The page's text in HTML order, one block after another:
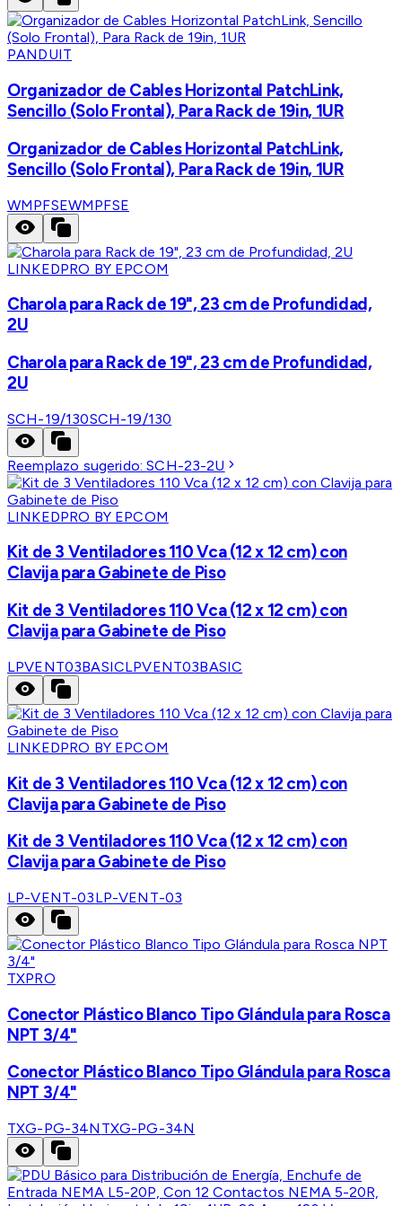
PANDUIT
Organizador de Cables Horizontal PatchLink,
Sencillo (Solo Frontal), Para Rack de 19in, 1UR
Organizador de Cables Horizontal PatchLink,
Sencillo (Solo Frontal), Para Rack de 19in, 1UR
WMPFSEWMPFSE
LINKEDPRO BY EPCOM
Charola para Rack de 19", 23 cm de Profundidad,
2U
Charola para Rack de 19", 23 cm de Profundidad,
2U
SCH-19/130SCH-19/130
Reemplazo sugerido:SCH-23-2U
LINKEDPRO BY EPCOM
Kit de 3 Ventiladores 110 Vca (12 x 12 cm) con
Clavija para Gabinete de Piso
Kit de 3 Ventiladores 110 Vca (12 x 12 cm) con
Clavija para Gabinete de Piso
LPVENT03BASICLPVENT03BASIC
LINKEDPRO BY EPCOM
Kit de 3 Ventiladores 110 Vca (12 x 12 cm) con
Clavija para Gabinete de Piso
Kit de 3 Ventiladores 110 Vca (12 x 12 cm) con
Clavija para Gabinete de Piso
LP-VENT-03LP-VENT-03
TXPRO
Conector Plástico Blanco Tipo Glándula para Rosca
NPT 3/4"
Conector Plástico Blanco Tipo Glándula para Rosca
NPT 3/4"
TXG-PG-34N TXG-PG-34N